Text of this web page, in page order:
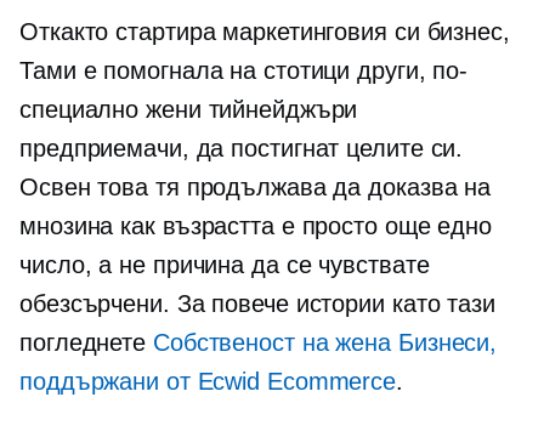
Откакто стартира маркетинговия си бизнес,
Тами е помогнала на стотици други, по-
специално жени тийнейджъри
предприемачи, да постигнат целите си.
Освен това тя продължава да доказва на
мнозина как възрастта е просто още едно
число, а не причина да се чувствате
обезсърчени. За повече истории като тази
погледнете Собственост на жена Бизнеси,
поддържани от Ecwid Ecommerce.